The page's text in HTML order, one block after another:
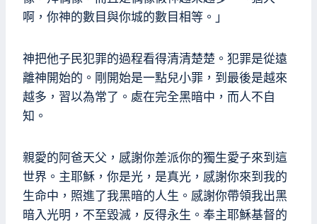
啊，你神的數目與你城的數目相等。」
神把他子民犯罪的過程看得清清楚楚。犯罪是從遠
離神開始的。剛開始是一點兒小罪，到最後是越來
越多，習以為常了。處在完全黑暗中，而人不自
知。
親愛的阿爸天父，感謝你差派你的獨生愛子來到這
世界。主耶穌，你是光，是真光，感謝你來到我的
生命中，照進了我黑暗的人生。感謝你帶領我出黑
暗入光明，不至毀滅，反得永生。奉主耶穌基督的